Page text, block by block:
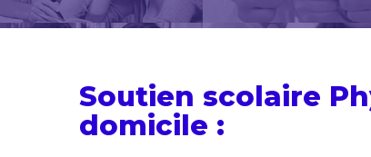
Soutien scolaire
domicile :